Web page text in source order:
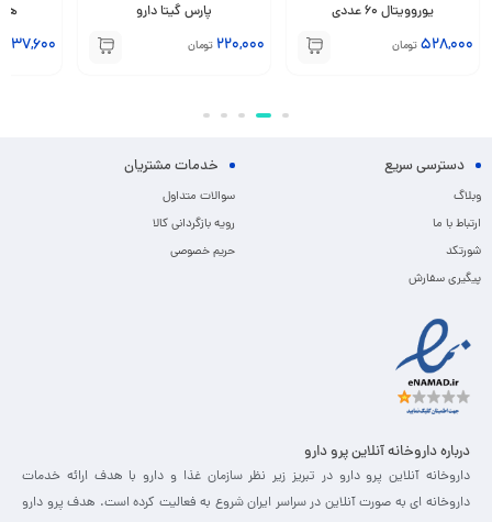
یوروویتال 60 عددی
528,000تومان
پارس گیتا دارو
220,000 تومان
هلث
237,600
دسترسی سریع
وبلاگ
ارتباط با ما
شورتکد
پیگیری سفارش
خدمات مشتریان
سوالات متداول
رویه بازگردانی کالا
حریم خصوصی
درباره داروخانه آنلاین پرو دارو
داروخانه آنلاین پرو دارو در تبریز زیر نظر سازمان غذا و دارو با هدف ارائه خدمات
داروخانه ای به صورت آنلاین در سراسر ایران شروع به فعالیت کرده است. هدف پرو دارو